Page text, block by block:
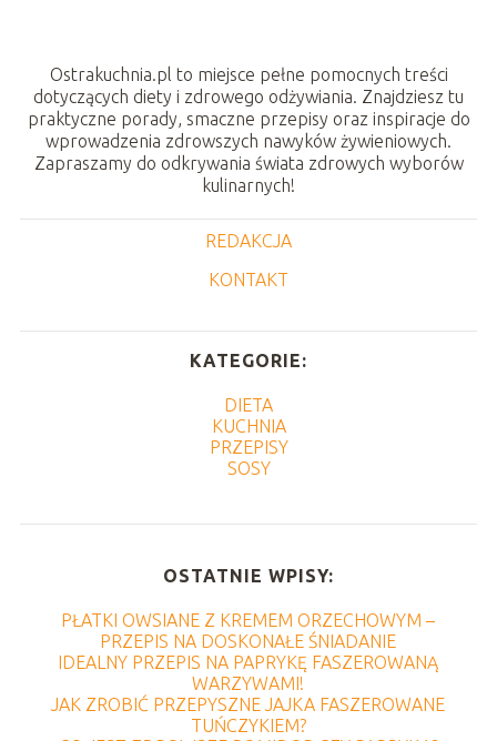
Ostrakuchnia.pl to miejsce pełne pomocnych treści
dotyczących diety i zdrowego odżywiania. Znajdziesz tu
praktyczne porady, smaczne przepisy oraz inspiracje do
wprowadzenia zdrowszych nawyków żywieniowych.
Zapraszamy do odkrywania świata zdrowych wyborów
kulinarnych!
REDAKCJA
KONTAKT
KATEGORIE:
DIETA
KUCHNIA
PRZEPISY
SOSY
OSTATNIE WPISY:
PŁATKI OWSIANE Z KREMEM ORZECHOWYM –
PRZEPIS NA DOSKONAŁE ŚNIADANIE
IDEALNY PRZEPIS NA PAPRYKĘ FASZEROWANĄ
WARZYWAMI!
JAK ZROBIĆ PRZEPYSZNE JAJKA FASZEROWANE
TUŃCZYKIEM?